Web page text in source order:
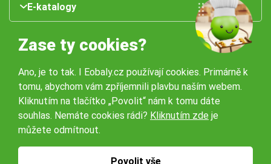
E-katalogy
Naše pobočky:
Obchodní podmínky
Zase ty cookies?
Ano, je to tak. I Eobaly.cz používají cookies. Primárně k
tomu, abychom vám zpříjemnili plavbu naším webem.
Kliknutím na tlačítko „Povolit“ nám k tomu dáte
souhlas. Nemáte cookies rádi? Kliknutím zde je
můžete odmítnout.
Povolit vše